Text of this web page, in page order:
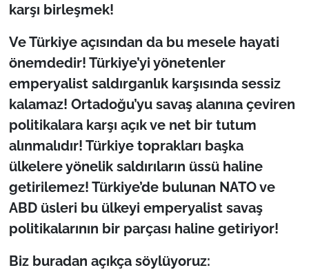
karşı birleşmek!
Ve Türkiye açısından da bu mesele hayati
önemdedir! Türkiye’yi yönetenler
emperyalist saldırganlık karşısında sessiz
kalamaz! Ortadoğu’yu savaş alanına çeviren
politikalara karşı açık ve net bir tutum
alınmalıdır! Türkiye toprakları başka
ülkelere yönelik saldırıların üssü haline
getirilemez! Türkiye’de bulunan NATO ve
ABD üsleri bu ülkeyi emperyalist savaş
politikalarının bir parçası haline getiriyor!
Biz buradan açıkça söylüyoruz: